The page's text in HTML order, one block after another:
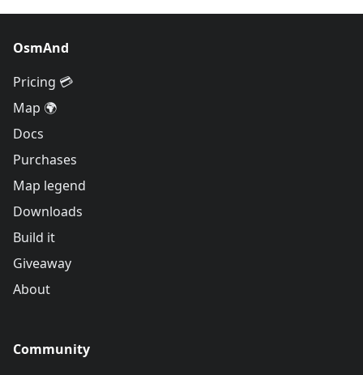
OsmAnd
Pricing 💳
Map 🌍
Docs
Purchases
Map legend
Downloads
Build it
Giveaway
About
Community